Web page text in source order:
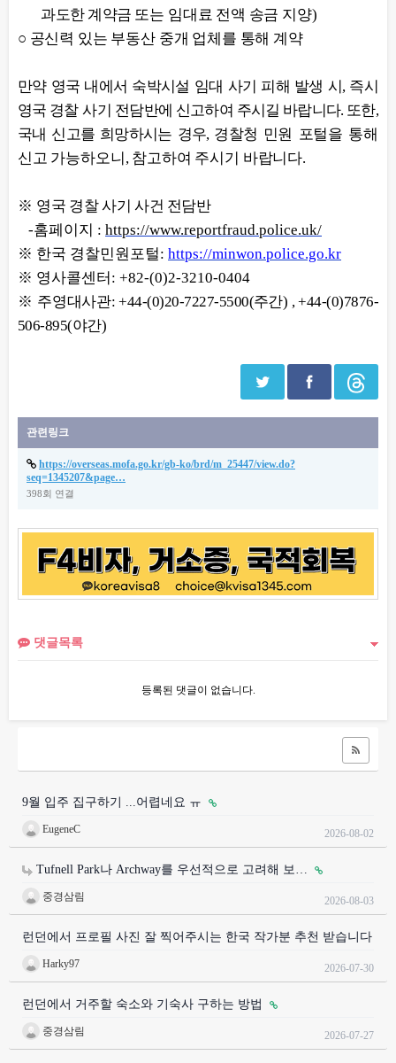
과도한 계약금 또는 임대료 전액 송금 지양)
○ 공신력 있는 부동산 중개 업체를 통해 계약
만약 영국 내에서 숙박시설 임대 사기 피해 발생 시, 즉시
영국 경찰사기 전담반에 신고하여 주시길 바랍니다. 또한,
국내 신고를 희망하시는 경우, 경찰청 민원 포털을 통해
신고 가능하오니, 참고하여 주시기 바랍니다.
※ 영국 경찰 사기 사건 전담반
-홈페이지 : https://www.reportfraud.police.uk/
※ 한국 경찰민원포털: https://minwon.police.go.kr
※ 영사콜센터: +82-(0)2-3210-0404
※ 주영대사관: +44-(0)20-7227-5500(주간) , +44-(0)7876-
506-895(야간)
관련링크
https://overseas.mofa.go.kr/gb-ko/brd/m_25447/view.do?
seq=1345207&page…
398회 연결
댓글목록
등록된 댓글이 없습니다.
9월 입주 집구하기 ...어렵네요 ㅠ
EugeneC 2026-08-02
Tufnell Park나 Archway를 우선적으로 고려해 보…
중경삼림 2026-08-03
런던에서 프로필 사진 잘 찍어주시는 한국 작가분 추천 받습니다
Harky97 2026-07-30
런던에서 거주할 숙소와 기숙사 구하는 방법
중경삼림 2026-07-27